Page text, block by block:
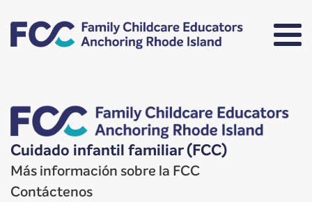
Cuidado infantil familiar (FCC)
Más información sobre la FCC
Contáctenos